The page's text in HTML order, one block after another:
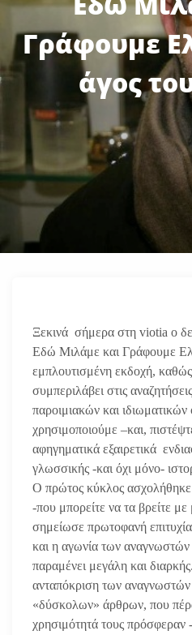
Γράφουμε
άγος
Ξεκινά σήμερα στη viotia ο
Εδώ Μιλάμε και Γράφουμε
εμπλουτισμένη εκδοχή,
συμπεριλάβει στις
παροιμιακών και
χρησιμοποιούμε –και,
αφηγηματικά εξαιρετικά
γλωσσικής -και όχι μόνο-
Ο πρώτος κύκλος ασχολήθηκε
-που μπορείτε να τα βρείτε
σημείωσε πρωτοφανή
και η αγωνία των
παραμένει μεγάλη και
ανταπόκριση των
«δύσκολων» άρθρων, που
χρησιμότητά τους πρόσφεραν